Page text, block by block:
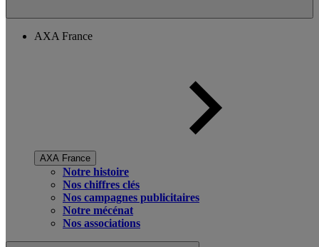
AXA France
AXA France
Notre histoire
Nos chiffres clés
Nos campagnes publicitaires
Notre mécénat
Nos associations